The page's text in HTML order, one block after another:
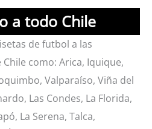
a todo Chile
de futbol a las
como: Arica, Iquique,
Valparaíso, Viña del
Las Condes, La Florida,
La Serena, Talca,